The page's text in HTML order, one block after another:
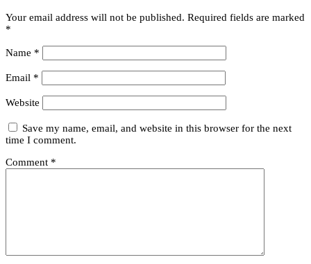
Your email address will not be published. Required fields are marked
*
Name *
Email *
Website
Save my name, email, and website in this browser for the next
time I comment.
Comment *